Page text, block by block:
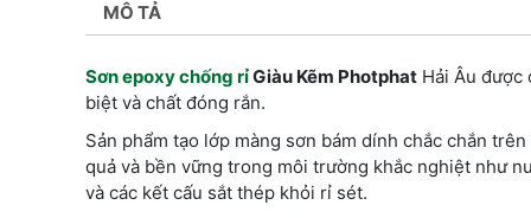
MÔ TẢ
Sơn epoxy chống rỉGiàu Kẽm Photphat Hải Âu được
biệt và chất đóng rắn.
Sản phẩm tạo lớp màng sơn bám dính chắc chắn
quả và bền vững trong môi trường khắc nghiệt như
và các kết cấu sắt thép khỏi rỉ sét.